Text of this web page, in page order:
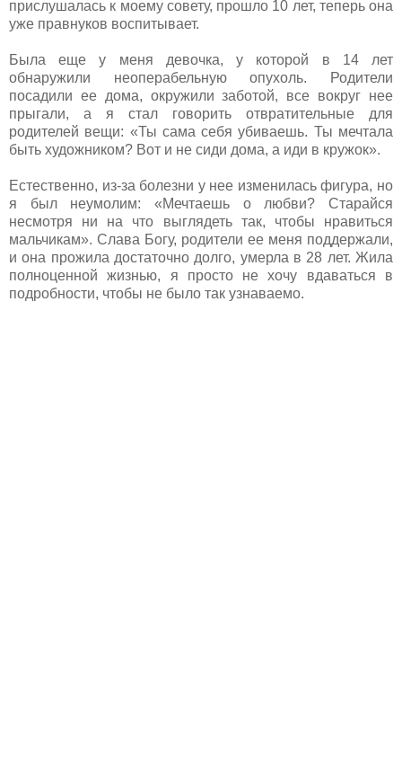
прислушалась к моему совету, прошло 10 лет, теперь она
уже правнуков воспитывает.
Была еще у меня девочка, у которой в 14 лет
обнаружили неоперабельную опухоль. Родители
посадили ее дома, окружили заботой, все вокруг нее
прыгали, а я стал говорить отвратительные для
родителей вещи: «Ты сама себя убиваешь. Ты мечтала
быть художником? Вот и не сиди дома, а иди в кружок».
Естественно, из-за болезни у нее изменилась фигура, но
я был неумолим: «Мечтаешь о любви? Старайся
несмотря ни на что выглядеть так, чтобы нравиться
мальчикам». Слава Богу, родители ее меня поддержали,
и она прожила достаточно долго, умерла в 28 лет. Жила
полноценной жизнью, я просто не хочу вдаваться в
подробности, чтобы не было так узнаваемо.